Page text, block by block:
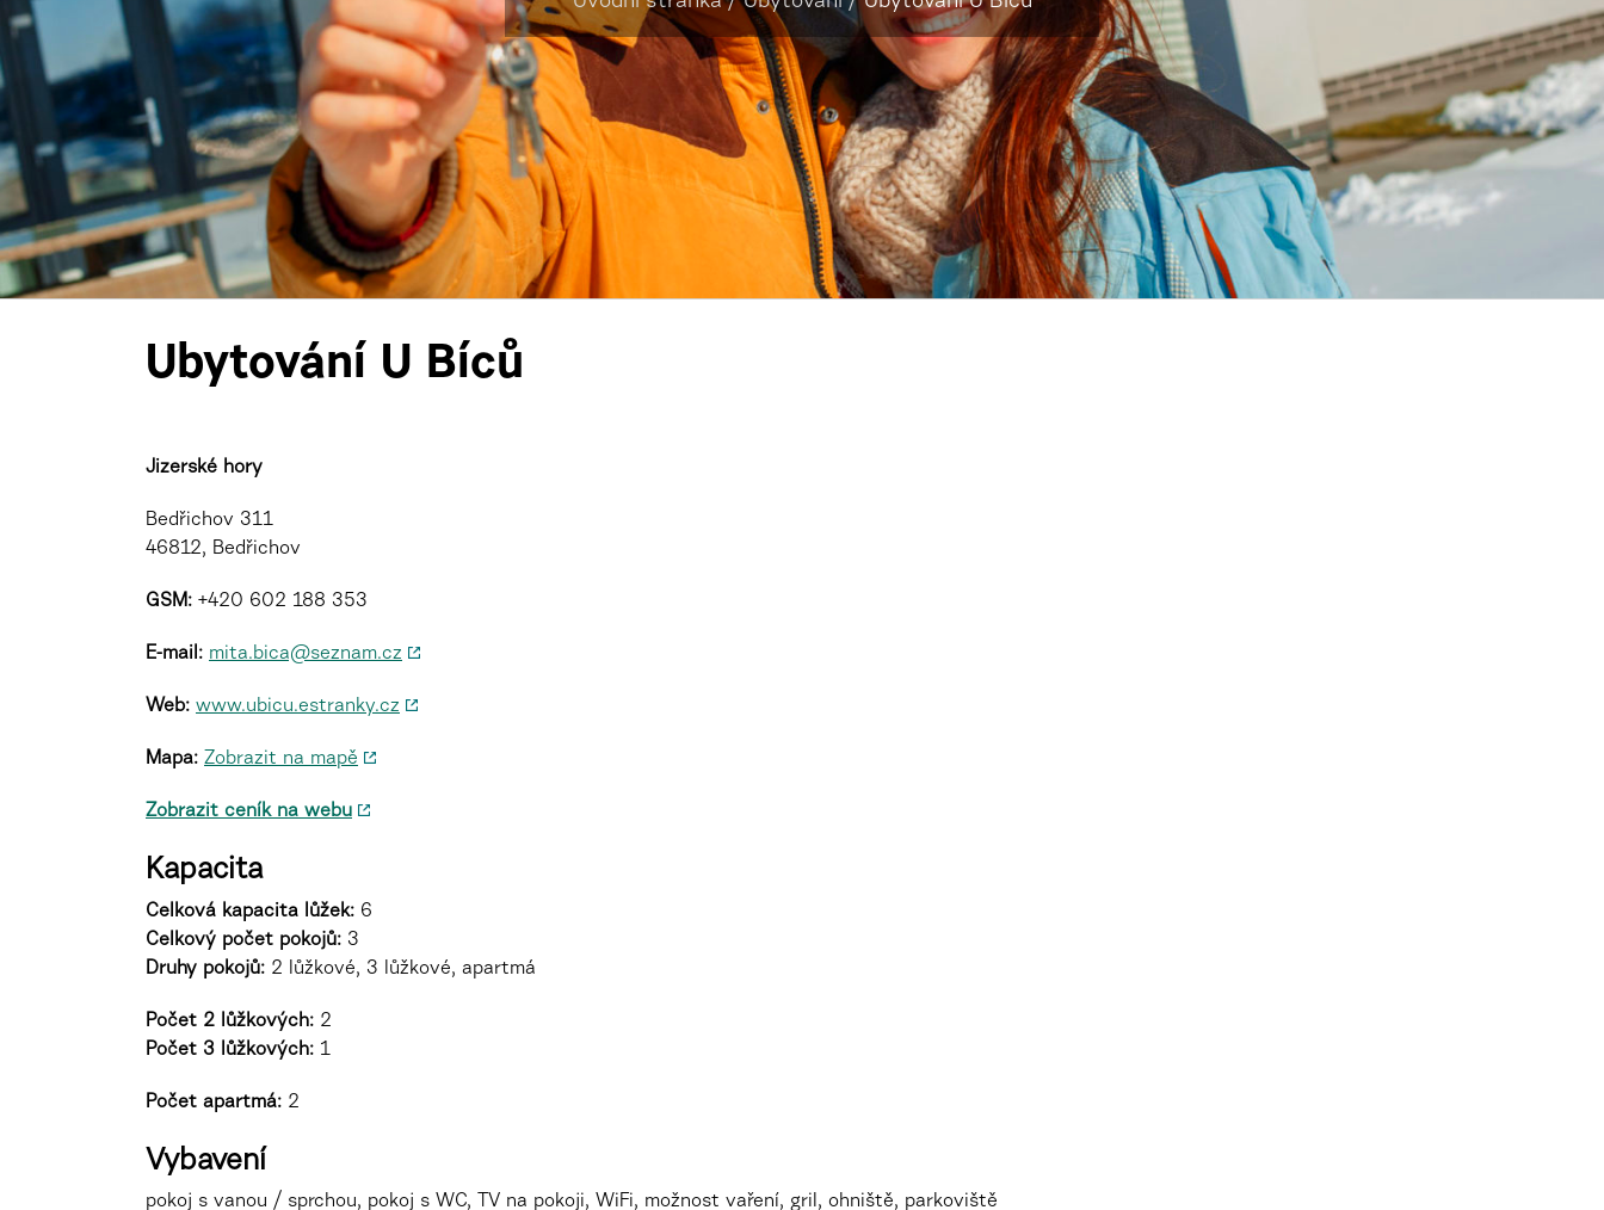
Ubytování U Bíců
Jizerské hory
Bedřichov 311
46812, Bedřichov
GSM: +420 602 188 353
E-mail: mita.bica@seznam.cz
Web: www.ubicu.estranky.cz
Mapa: Zobrazit na mapě
Zobrazit ceník na webu
Kapacita
Celková kapacita lůžek: 6
Celkový počet pokojů: 3
Druhy pokojů: 2 lůžkové, 3 lůžkové, apartmá
Počet 2 lůžkových: 2
Počet 3 lůžkových: 1
Počet apartmá: 2
Vybavení
pokoj s vanou / sprchou, pokoj s WC, TV na pokoji, WiFi, možnost vaření, gril, ohniště, parkoviště